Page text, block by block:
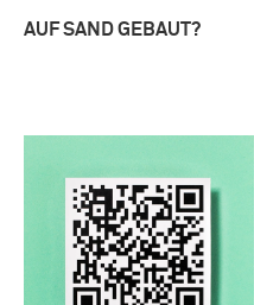
AUF SAND GEBAUT?